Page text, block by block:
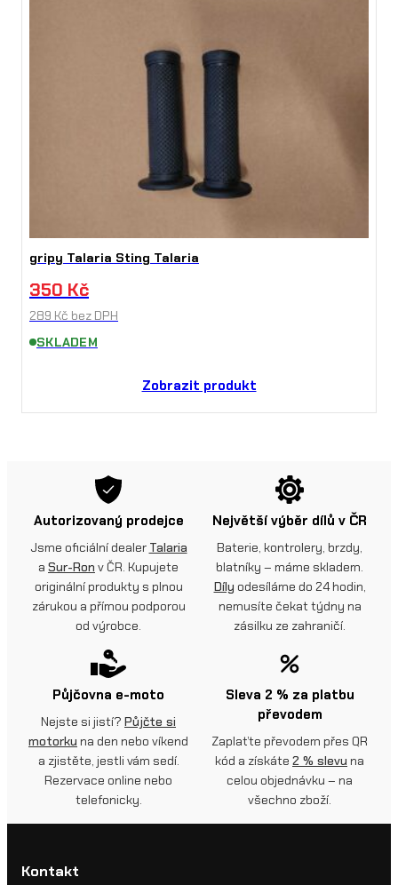
gripy Talaria Sting Talaria
350 Kč
289 Kč bez DPH
SKLADEM
Zobrazit produkt
Autorizovaný prodejce
Jsme oficiální dealer Talaria
a Sur-Ron v ČR. Kupujete
originální produkty s plnou
zárukou a přímou podporou
od výrobce.
Největší výběr dílů v ČR
Baterie, kontrolery, brzdy,
blatníky – máme skladem.
Díly odesíláme do 24 hodin,
nemusíte čekat týdny na
zásilku ze zahraničí.
Půjčovna e-moto
Nejste si jistí? Půjčte si
motorku na den nebo víkend
a zjistěte, jestli vám sedí.
Rezervace online nebo
telefonicky.
Sleva 2 % za platbu
převodem
Zaplaťte převodem přes QR
kód a získáte 2 % slevu na
celou objednávku – na
všechno zboží.
Kontakt